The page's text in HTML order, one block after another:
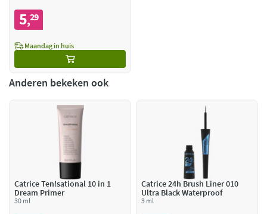
5,29
Maandag in huis
Anderen bekeken ook
Catrice Ten!sational 10 in 1
Dream Primer
30 ml
Catrice 24h Brush Liner 010
Ultra Black Waterproof
3 ml